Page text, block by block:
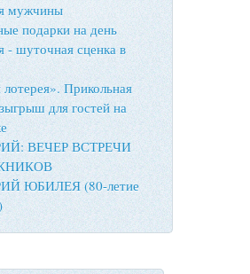
мужчины
подарки на день
- шуточная сценка в
лотерея». Прикольная
для гостей на
ВЕЧЕР ВСТРЕЧИ
ЮБИЛЕЯ (80-летие